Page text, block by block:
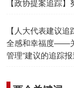
【政协提案追踪
【人大代表建议
全感和幸福度——
管理”建议的追踪